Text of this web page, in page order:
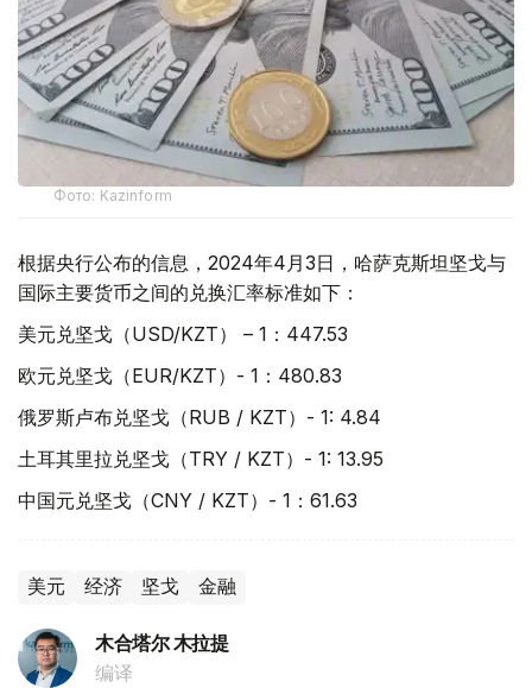
Фото: Kazinform
根据央行公布的信息，2024年4月3日，哈萨克斯坦坚戈与
国际主要货币之间的兑换汇率标准如下：
美元兑坚戈（USD/KZT） – 1：447.53
欧元兑坚戈（EUR/KZT）- 1：480.83
俄罗斯卢布兑坚戈（RUB / KZT）- 1: 4.84
土耳其里拉兑坚戈（TRY / KZT）- 1: 13.95
中国元兑坚戈（CNY / KZT）- 1：61.63
美元 经济 坚戈 金融
木合塔尔 木拉提
编译